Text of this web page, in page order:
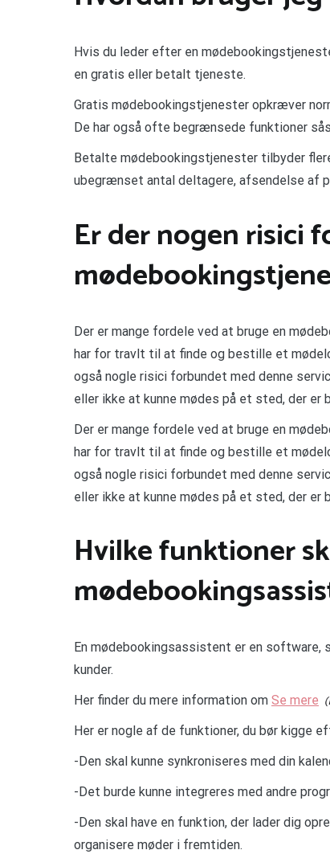
Hvis du leder efter en
en gratis eller betalt tjeneste.
Gratis mødebookingstjenester opkræver
De har også ofte begrænsede funktioner
Betalte mødebookingstjenester tilbyder
ubegrænset antal deltagere, afsendelse af
Er der nogen risici
Der er mange fordele ved at bruge en
har for travlt til at finde og bestille et
også nogle risici forbundet med denne
eller ikke at kunne mødes på et sted, der er
Der er mange fordele ved at bruge en
har for travlt til at finde og bestille et
også nogle risici forbundet med denne
eller ikke at kunne mødes på et sted, der er
Hvilke funktioner
En mødebookingsassistent er en software,
kunder.
Her finder du mere information om Se mere
Her er nogle af de funktioner, du bør kigge
-Den skal kunne synkroniseres med din
-Det burde kunne integreres med andre
-Den skal have en funktion, der lader dig
organisere møder i fremtiden.